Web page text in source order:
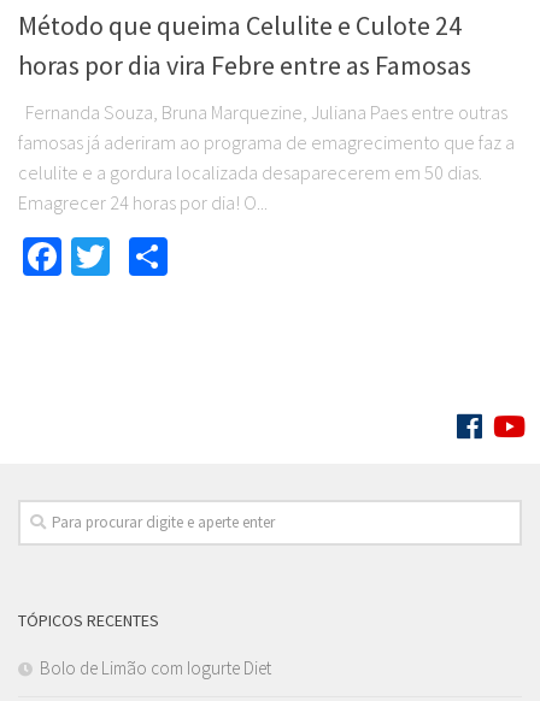
Método que queima Celulite e Culote 24
horas por dia vira Febre entre as Famosas
Fernanda Souza, Bruna Marquezine, Juliana Paes entre outras
famosas já aderiram ao programa de emagrecimento que faz a
celulite e a gordura localizada desaparecerem em 50 dias.
Emagrecer 24 horas por dia! O...
Facebook
Twitter
TÓPICOS RECENTES
Bolo de Limão com Iogurte Diet